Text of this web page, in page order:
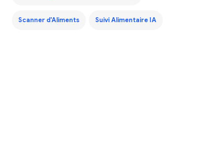
Scanner d'Aliments Suivi Alimentaire IA